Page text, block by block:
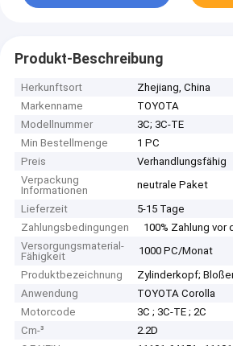
Produkt-Beschreibung
Herkunftsort
Zhejiang, China
Markenname
TOYOTA
Modellnummer
3C; 3C-TE
Min Bestellmenge
1 PC
Preis
Verhandlungsfähig
Verpackung
Informationen
neutrale Paket
Lieferzeit
5-15 Tage
Zahlungsbedingungen
100% Zahlung vor
Versorgungsmaterial-
Fähigkeit
1000 PC/Monat
Produktbezeichnung
Zylinderkopf;
Anwendung
TOYOTA Corolla
Motorcode
3C ; 3C-TE ; 2C
Cm-³
2.2D